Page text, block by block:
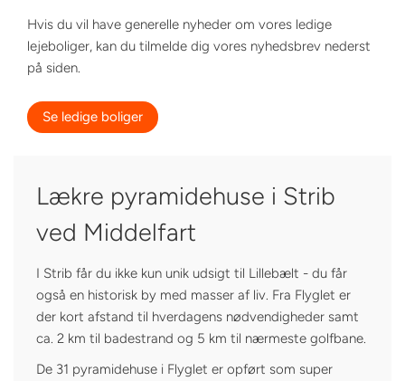
Hvis du vil have generelle nyheder om vores ledige
lejeboliger, kan du tilmelde dig vores nyhedsbrev nederst
på siden.
Se ledige boliger
Lækre pyramidehuse i Strib
ved Middelfart
I Strib får du ikke kun unik udsigt til Lillebælt - du får
også en historisk by med masser af liv. Fra Flyglet er
der kort afstand til hverdagens nødvendigheder samt
ca. 2 km til badestrand og 5 km til nærmeste golfbane.
De 31 pyramidehuse i Flyglet er opført som super